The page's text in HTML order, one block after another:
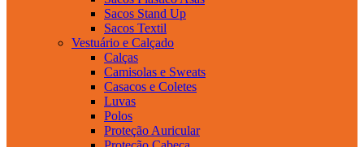
Sacos Stand Up
Sacos Textil
Vestuário e Calçado
Calças
Camisolas e Sweats
Casacos e Coletes
Luvas
Polos
Proteção Auricular